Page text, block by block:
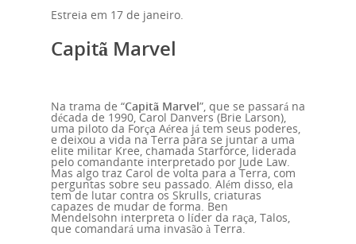
Estreia em 17 de janeiro.
Capitã Marvel
Na trama de “Capitã Marvel”, que se passará na
década de 1990, Carol Danvers (Brie Larson),
uma piloto da Força Aérea já tem seus poderes,
e deixou a vida na Terra para se juntar a uma
elite militar Kree, chamada Starforce, liderada
pelo comandante interpretado por Jude Law.
Mas algo traz Carol de volta para a Terra, com
perguntas sobre seu passado. Além disso, ela
tem de lutar contra os Skrulls, criaturas
capazes de mudar de forma. Ben
Mendelsohn interpreta o líder da raça, Talos,
que comandará uma invasão à Terra.